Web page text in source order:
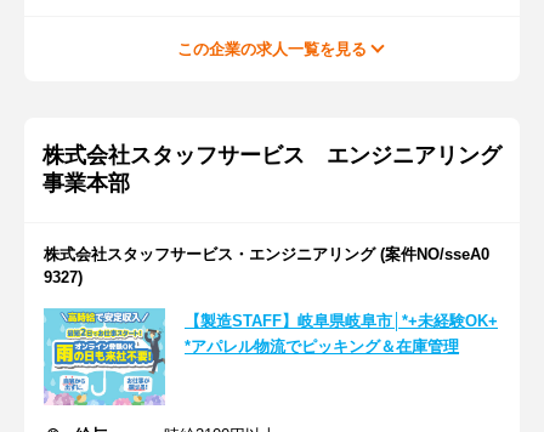
この企業の求人一覧を見る
株式会社スタッフサービス エンジニアリング
事業本部
株式会社スタッフサービス・エンジニアリング (案件NO/sseA0
9327)
【製造STAFF】岐阜県岐阜市│*+未経験OK+
*アパレル物流でピッキング＆在庫管理